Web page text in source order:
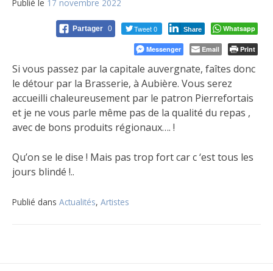
Publié le 17 novembre 2022
Partager 0 Tweet 0 Share Whatsapp
Messenger Email Print
Si vous passez par la capitale auvergnate, faîtes donc
le détour par la Brasserie, à Aubière. Vous serez
accueilli chaleureusement par le patron Pierrefortais
et je ne vous parle même pas de la qualité du repas ,
avec de bons produits régionaux…. !
Qu’on se le dise ! Mais pas trop fort car c ‘est tous les
jours blindé !..
Publié dans Actualités, Artistes